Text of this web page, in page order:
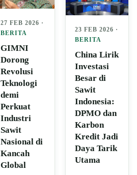
27 FEB 2026 ·
BERITA
GIMNI
Dorong
Revolusi
Teknologi
demi
Perkuat
Industri
Sawit
Nasional di
Kancah
Global
23 FEB 2026 ·
BERITA
China Lirik
Investasi
Besar di
Sawit
Indonesia:
DPMO dan
Karbon
Kredit Jadi
Daya Tarik
Utama